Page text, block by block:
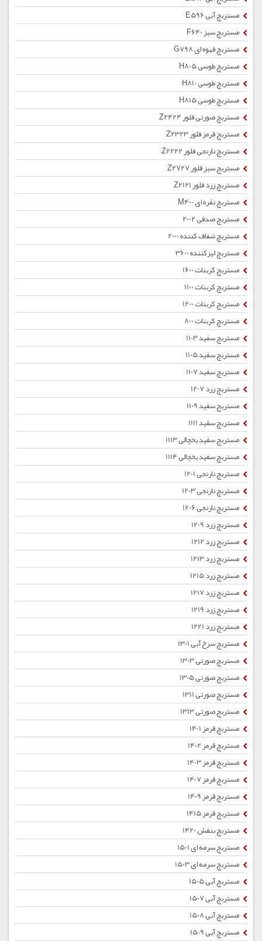
مستربچ آبی E596
مستربچ سبز F640
مستربچ قهوه ای G798
مستربچ طوسی H805
مستربچ طوسی H810
مستربچ طوسی H815
مستربچ صورتی فلور Z2424
مستربچ قرمز فلور Z2323
مستربچ نارنجی فلور Z2222
مستربچ سبز فلور Z2727
مستربچ زرد فلور Z2121
مستربچ نقره ای M400
مستربچ صدفی 2002
مستربچ شفاف کننده 2000
مستربچ لیزکننده 3600
مستربچ کربنات 1600
مستربچ کربنات 1100
مستربچ کربنات 1200
مستربچ کربنات 800
مستربچ سفید 1103
مستربچ سفید 1105
مستربچ سفید 1107
مستربچ زرد 1207
مستربچ سفید 1109
مستربچ سفید 1111
مستربچ سفید یخچالی 1113
مستربچ سفید یخچالی 1114
مستربچ نارنجی 1201
مستربچ نارنجی 1203
مستربچ نارنجی 1206
مستربچ زرد 1209
مستربچ زرد 1212
مستربچ زرد 1213
مستربچ زرد 1215
مستربچ زرد 1217
مستربچ زرد 1219
مستربچ زرد 1221
مستربچ سرخ آبی 1301
مستربچ صورتی 1303
مستربچ صورتی 1305
مستربچ صورتی 1311
مستربچ صورتی 1313
مستربچ قرمز 1401
مستربچ قرمز 1402
مستربچ قرمز 1403
مستربچ قرمز 1407
مستربچ قرمز 1409
مستربچ قرمز 1415
مستربچ بنفش 1420
مستربچ سرمه ای 1501
مستربچ سرمه ای 1503
مستربچ آبی 1505
مستربچ آبی 1507
مستربچ آبی 1508
مستربچ آبی 1509